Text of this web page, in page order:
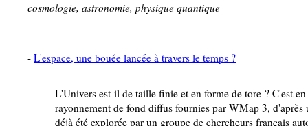
cosmologie, astronomie, physique quantique
-L'espace, une bouée lancée à travers le temps ?
L'Univers est-il de taille finie et en forme de tore ? C'est
rayonnement de fond diffus fournies par WMap 3,
déjà été explorée par un groupe de chercheurs français